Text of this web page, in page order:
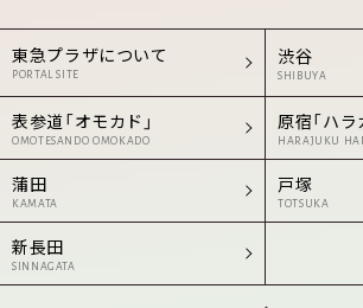
東急プラザについて
PORTAL SITE
渋谷
SHIBUYA
表参道「オモカド」
OMOTESANDO OMOKADO
原宿「ハラ
HARAJUKU
蒲田
KAMATA
戸塚
TOTSUKA
新長田
SINNAGATA